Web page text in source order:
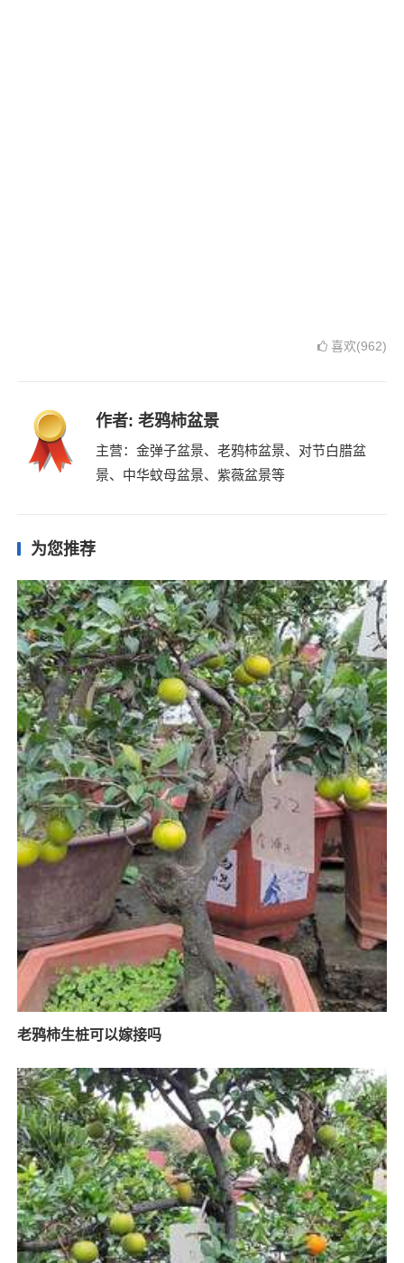
喜欢(962)
作者: 老鸦柿盆景
主营：金弹子盆景、老鸦柿盆景、对节白腊盆
景、中华蚊母盆景、紫薇盆景等
为您推荐
老鸦柿生桩可以嫁接吗